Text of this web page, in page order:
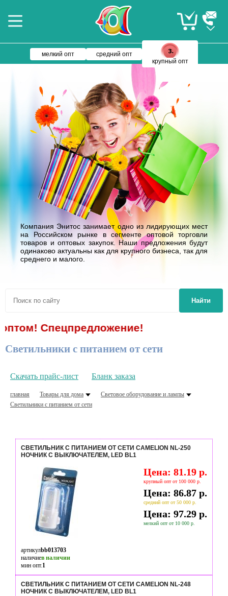
мелкий опт
средний опт
крупный опт
Компания Энитос занимает одно из лидирующих мест
на Российском рынке в сегменте оптовой торговли
товаров и оптовых закупок. Наши предложения будут
одинаково актуальны как для крупного бизнеса, так для
среднего и малого.
Найти
Спецпредложение!
Светильники с питанием от сети
Скачать прайс-лист Бланк заказа
главная Товары для дома
Световое оборудование и лампы
Светильники с питанием от сети
СВЕТИЛЬНИК С ПИТАНИЕМ ОТ СЕТИ CAMELION NL-250
НОЧНИК С ВЫКЛЮЧАТЕЛЕМ, LED BL1
Цена: 81.19 р.
крупный опт от 100 000 р.
Цена: 86.87 р.
средний опт от 50 000 р.
Цена: 97.29 р.
мелкий опт от 10 000 р.
артикулbb013703
наличиев наличии
мин опт.1
СВЕТИЛЬНИК С ПИТАНИЕМ ОТ СЕТИ CAMELION NL-248
НОЧНИК С ВЫКЛЮЧАТЕЛЕМ, LED BL1